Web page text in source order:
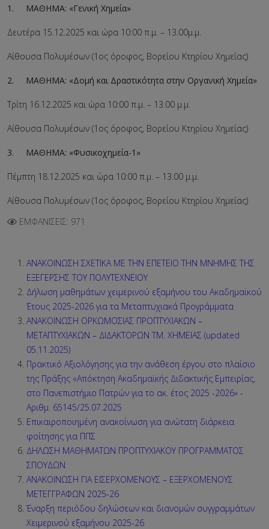
1. ΜΑΘΗΜΑ: «Γενική Χημεία»
Δευτέρα 15.12.2025 και ώρα 10:00 π.μ. – 13.00μ.μ.
Αίθουσα Πολυμέσων (1ος όροφος, Βορείου Κτηρίου Χημείας)
2. ΜΑΘΗΜΑ: «Δομή και Δραστικότητα στην Οργανική Χημεία»
Τρίτη 16.12.2025 και ώρα 10:00 π.μ. – 13.00 μ.μ.
Αίθουσα Πολυμέσων (1ος όροφος, Βορείου Κτηρίου Χημείας)
3. ΜΑΘΗΜΑ: «Φυσικοχημεία-1»
Πέμπτη 18.12.2025 και ώρα 10:00 π.μ. – 13.00 μ.μ.
Αίθουσα Πολυμέσων (1ος όροφος, Βορείου Κτηρίου Χημείας)
ΕΜΦΑΝΊΣΕΙΣ: 971
ΑΝΑΚΟΙΝΩΣΗ ΣΧΕΤΙΚΑ ΜΕ ΤΗΝ ΕΠΕΤΕΙΟ ΤΗΝ ΜΝΗΜΗΣ ΤΗΣ
ΕΞΕΓΕΡΣΗΣ ΤΟΥ ΠΟΛΥΤΕΧΝΕΙΟΥ
Δήλωση μαθημάτων χειμερινού εξαμήνου του Ακαδημαϊκού
Έτους 2025-2026 για τα Μεταπτυχιακά Προγράμματα
ΑΝΑΚΟΙΝΩΣΗ ΟΡΚΩΜΟΣΙΑΣ ΠΡΟΠΤΥΧΙΑΚΩΝ –
ΜΕΤΑΠΤΥΧΙΑΚΩΝ – ΔΙΔΑΚΤΟΡΩΝ ΤΜ. ΧΗΜΕΙΑΣ (updated
05.11.2025)
Πρακτικό Αξιολόγησης για την ανάθεση έργου στο πλαίσιο
της Πράξης «Απόκτηση Ακαδημαϊκής Διδακτικής Εμπειρίας,
στο Πανεπιστήμιο Πατρών για το ακ. έτος 2025 -2026» -
Αριθμ. 65145/25.07.2025
Επικαιροποιημένη ανακοίνωση για ανώτατη διάρκεια
φοίτησης για ΠΠΣ
ΔΗΛΩΣΗ ΜΑΘΗΜΑΤΩΝ ΠΡΟΠΤΥΧΙΑΚΟΥ ΠΡΟΓΡΑΜΜΑΤΟΣ
ΣΠΟΥΔΩΝ
ΑΝΑΚΟΙΝΩΣΗ ΓΙΑ ΕΙΣΕΡΧΟΜΕΝΟΥΣ – ΕΞΕΡΧΟΜΕΝΟΥΣ
ΜΕΤΕΓΓΡΑΦΩΝ 2025-26
Έναρξη περιόδου δηλώσεων και διανομών συγγραμμάτων
Χειμερινού εξαμήνου 2025-26